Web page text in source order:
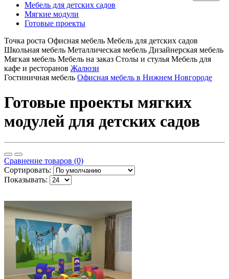
Мебель для детских садов
Мягкие модули
Готовые проекты
Точка роста Офисная мебель Мебель для детских садов
Школьная мебель Металлическая мебель Дизайнерская мебель
Мягкая мебель Мебель на заказ Столы и стулья Мебель для
кафе и ресторанов Жалюзи
Гостиничная мебель Офисная мебель в Нижнем Новгороде
Готовые проекты мягких
модулей для детских садов
Сравнение товаров (0)
Сортировать:
Показывать: